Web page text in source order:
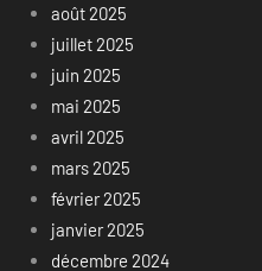
août 2025
juillet 2025
juin 2025
mai 2025
avril 2025
mars 2025
février 2025
janvier 2025
décembre 2024